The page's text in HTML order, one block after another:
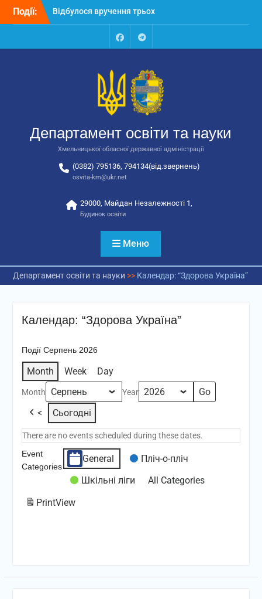
Перейти
Події:
Відбулося вручення трьох
автобусів для потреб
Відбулося засідання
освіти та науки обласної
державної адміністрації
Відбулась обласна
національно-патріотичне
виховання
FacebookTalegram
Департамент освіти та науки
Хмельницької обласної державної адміністрації
(0382) 795136, 794134(від.звернень)
osvita-km@ukr.net
29000, Майдан Незалежності 1,
Будинок освіти
Меню
Департамент освіти та науки >> Календар: “Здорова Україна”
Календар: “Здорова Україна”
Події Серпень 2026
Month Week Day
Month Year
< Сьогодні
There are no events scheduled during these dates.
Event
Categories
General
Пліч-о-пліч
Шкільні ліги
All Categories
PrintView